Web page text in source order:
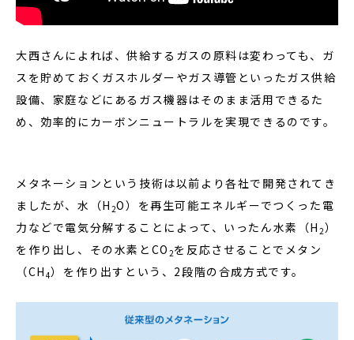
大西さんによれば、供給するガスの原料は変わっても、ガ
スを貯めておくガスホルダーやガス導管といったガス供給
設備、家庭などにあるガス機器はそのまま活用できるた
め、効率的にカーボンニュートラルを実現できるのです。
メタネーションという技術は以前より各社で開発されてき
ましたが、水（H 2O）を再生可能エネルギーでつくった電
力などで電気分解することによって、いったん水素（H2）
を作り出し、その水素とCO 2を反応させることでメタン
（CH 4）を作り出すという、2段階の合成方式です。